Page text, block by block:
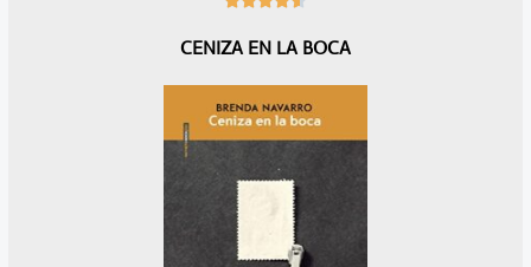
6
CENIZA EN LA BOCA